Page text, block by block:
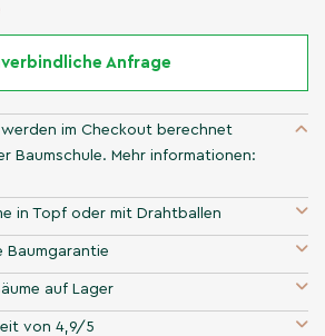
Anfrage
im Checkout berechnet
Baumschule. Mehr informationen:
in Topf oder mit Drahtballen
Baumgarantie
auf Lager
von 4,9/5